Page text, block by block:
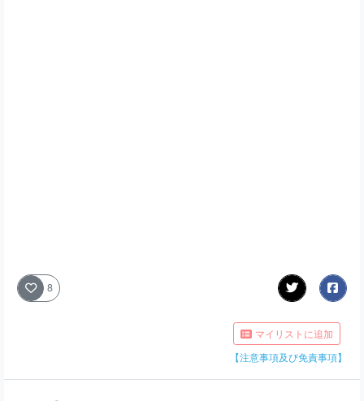
8
マイリストに追加
【注意事項及び免責事項】